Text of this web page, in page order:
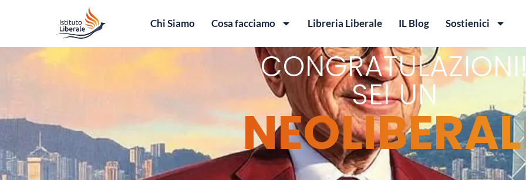
Chi Siamo Cosa facciamo Libreria Liberale IL Blog Sostienici
SEI UN